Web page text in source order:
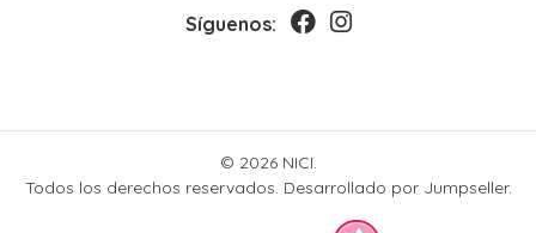
Síguenos:
© 2026 NICI.
Todos los derechos reservados. Desarrollado por Jumpseller.